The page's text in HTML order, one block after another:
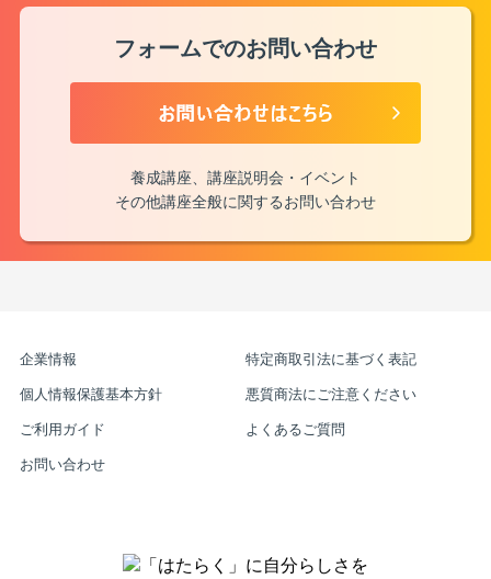
フォームでのお問い合わせ
養成講座、講座説明会・イベント
その他講座全般に関するお問い合わせ
企業情報 特定商取引法に基づく表記
個人情報保護基本方針 悪質商法にご注意ください
ご利用ガイド よくあるご質問
お問い合わせ